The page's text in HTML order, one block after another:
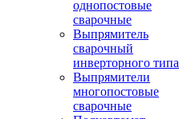
однопостовые
сварочные
Выпрямитель
сварочный
инверторного типа
Выпрямители
многопостовые
сварочные